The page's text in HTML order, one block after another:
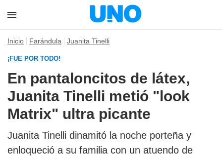
Inicio Farándula Juanita Tinelli
¡FUE POR TODO!
En pantaloncitos de látex,
Juanita Tinelli metió "look
Matrix" ultra picante
Juanita Tinelli dinamitó la noche porteña y
enloqueció a su familia con un atuendo de